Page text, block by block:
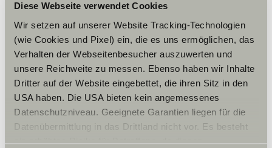
Diese Webseite verwendet Cookies
Wir setzen auf unserer Website Tracking-Technologien
(wie Cookies und Pixel) ein, die es uns ermöglichen, das
Verhalten der Webseitenbesucher auszuwerten und
unsere Reichweite zu messen. Ebenso haben wir Inhalte
Dritter auf der Website eingebettet, die ihren Sitz in den
USA haben. Die USA bieten kein angemessenes
Datenschutzniveau. Geeignete Garantien liegen für die
Datenübermittlung in das Drittland nicht vor. Es besteht
ein erhöhtes Risiko für Betroffene, da diesen
Please accept marketing-
cookies to use this function.
Cookie Settings